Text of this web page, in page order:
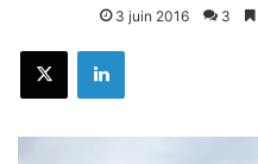
3 juin 2016 3
X Linkedin